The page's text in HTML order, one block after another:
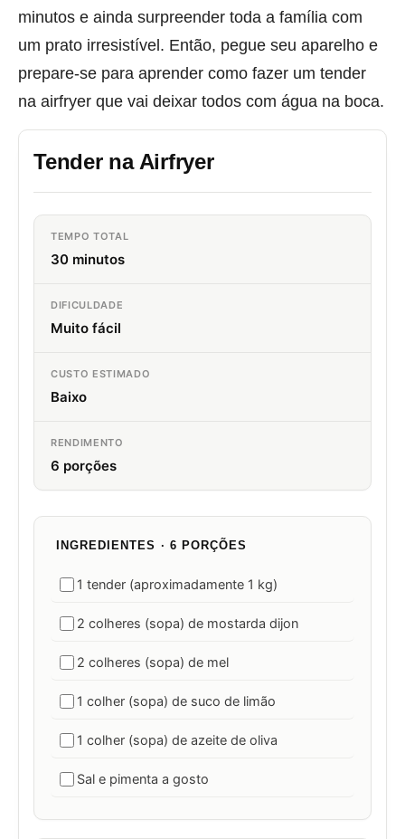
minutos e ainda surpreender toda a família com
um prato irresistível. Então, pegue seu aparelho e
prepare-se para aprender como fazer um tender
na airfryer que vai deixar todos com água na boca.
Tender na Airfryer
TEMPO TOTAL
30 minutos
DIFICULDADE
Muito fácil
CUSTO ESTIMADO
Baixo
RENDIMENTO
6 porções
INGREDIENTES · 6 PORÇÕES
1 tender (aproximadamente 1 kg)
2 colheres (sopa) de mostarda dijon
2 colheres (sopa) de mel
1 colher (sopa) de suco de limão
1 colher (sopa) de azeite de oliva
Sal e pimenta a gosto